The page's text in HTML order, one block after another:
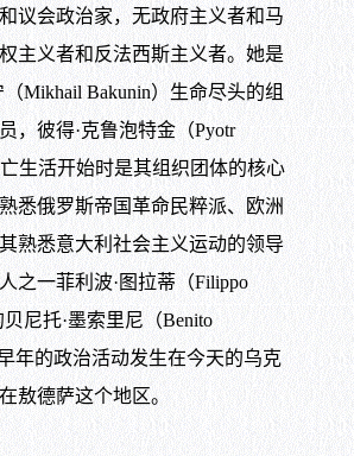
议会政治家，无政府主义者和马
主义者和反法西斯主义者。她是
Mikhail Bakunin）生命尽头的组
，彼得·克鲁泡特金（Pyotr
生活开始时是其组织团体的核心
悉俄罗斯帝国革命民粹派、欧洲
熟悉意大利社会主义运动的领导
之一菲利波·图拉蒂（Filippo
尼托·墨索里尼（Benito
年的政治活动发生在今天的乌克
敖德萨这个地区。